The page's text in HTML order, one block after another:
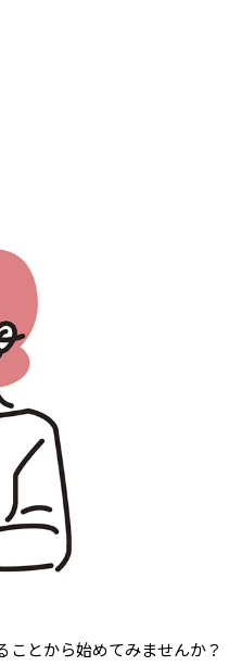
ことから始めてみませんか？